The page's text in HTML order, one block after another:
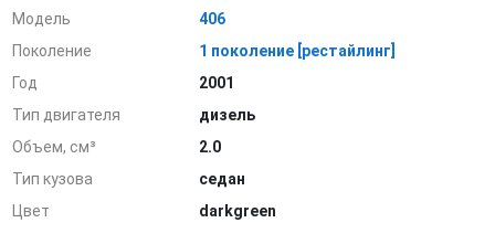
Модель
406
Поколение
1 поколение [рестайлинг]
Год
2001
Тип двигателя
дизель
Объем, см³
2.0
Тип кузова
седан
Цвет
darkgreen